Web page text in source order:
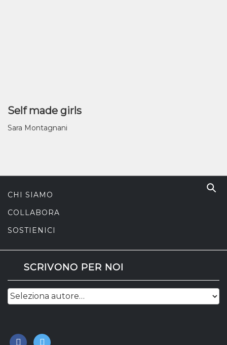
Self made girls
Sara Montagnani
CHI SIAMO
COLLABORA
SOSTIENICI
SCRIVONO PER NOI
facebook
twitter